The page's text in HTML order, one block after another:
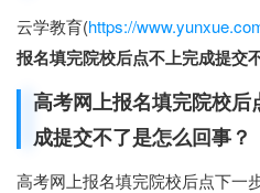
云学教育(https://
报名填完院校后点不上完成提交
高考网上报名填完院校
成提交不了是怎么回事？
高考网上报名填完院校后点下一